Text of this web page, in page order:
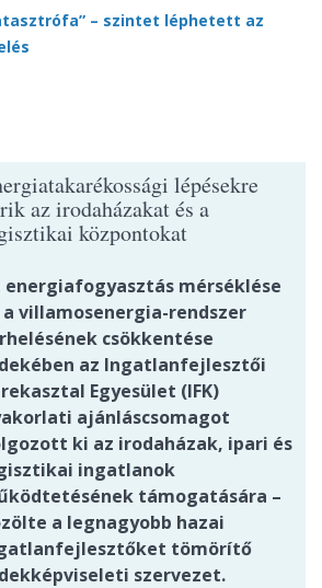
– szintet léphetett az
lépésekre
az irodaházakat és a
központokat
energiafogyasztás mérséklése
a villamosenergia-rendszer
csökkentése
az Ingatlanfejlesztői
Egyesület (IFK)
ajánláscsomagot
ki az irodaházak, ipari és
ingatlanok
támogatására –
a legnagyobb hazai
tömörítő
szervezet.